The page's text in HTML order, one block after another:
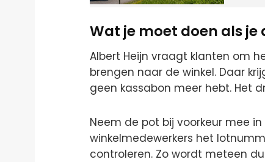
Wat je moet doen als
Albert Heijn vraagt klanten om
brengen naar de winkel. Daar
geen kassabon meer hebt. Het
Neem de pot bij voorkeur mee
winkelmedewerkers het
controleren. Zo wordt meteen